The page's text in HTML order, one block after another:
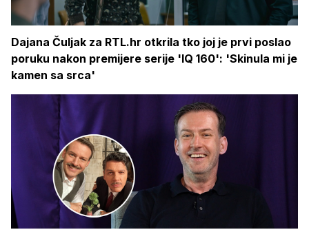
Dajana Čuljak za RTL.hr otkrila tko joj je prvi poslao
poruku nakon premijere serije 'IQ 160': 'Skinula mi je
kamen sa srca'